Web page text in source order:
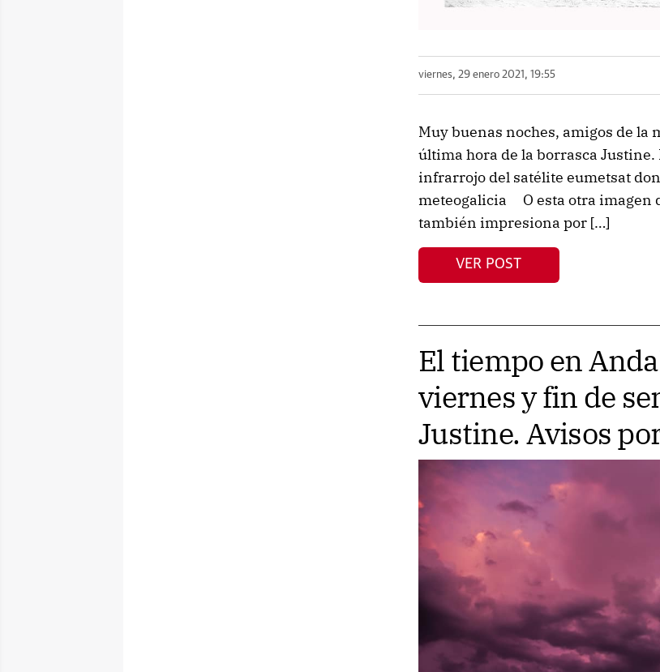
viernes, 29 enero 2021, 19:55
Muy buenas noches, amigos de la
última hora de la borrasca
infrarrojo del satélite eumetsat
meteogalicia O esta otra imagen
también impresiona por […]
VER POST
El tiempo en
viernes y fin de
Justine. Avisos